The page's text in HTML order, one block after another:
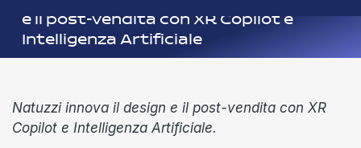
e il post-vendita con XR Copilot e
Intelligenza Artificiale
Natuzzi innova il design e il post-vendita con XR
Copilot e Intelligenza Artificiale.